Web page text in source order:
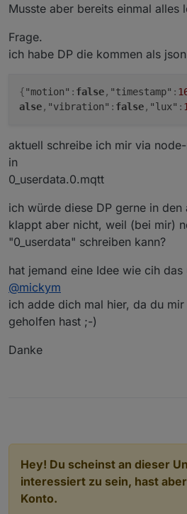
Musste aber bereits einmal alles
Frage.
ich habe DP die kommen als json
{"motion" : false, "timestamp" :
alse, "vibration" : false, "lux" :
aktuell schreibe ich mir via
in
0_userdata.0.mqtt
ich würde diese DP gerne in den
klappt aber nicht, weil (bei mir)
"0_userdata" schreiben kann?
hat jemand eine Idee wie cih das
@mickym
ich adde dich mal hier, da du
geholfen hast ;-)
Danke
Hey! Du scheinst an dieser
interessiert zu sein, hast
Konto.